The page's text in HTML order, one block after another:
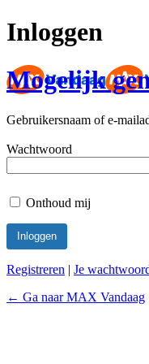
Inloggen
Mogelijk
Gebruikersnaam of e-
Wachtwoord
Onthoud mij
Registreren | Je
← Ga naar MAX Vandaag